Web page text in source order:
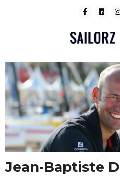
Jean-Baptiste